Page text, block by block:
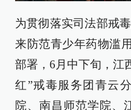
为贯彻落实司法部戒
来防范青少年药物滥
部署，6月中下旬，江
红”戒毒服务团青云
院、南昌师范学院、